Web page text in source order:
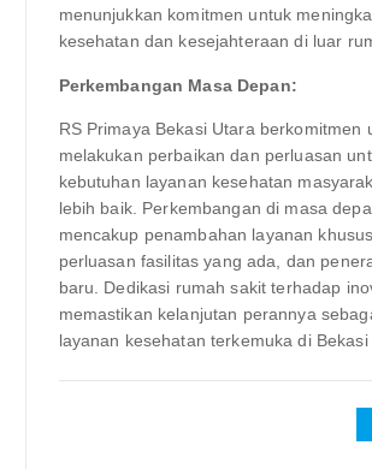
menunjukkan komitmen untuk
kesehatan dan kesejahteraan di luar
Perkembangan Masa Depan:
RS Primaya Bekasi Utara berkomitmen
melakukan perbaikan dan perluasan
kebutuhan layanan kesehatan
lebih baik. Perkembangan di masa
mencakup penambahan layanan
perluasan fasilitas yang ada, dan
baru. Dedikasi rumah sakit terhadap
memastikan kelanjutan perannya
layanan kesehatan terkemuka di Bekasi